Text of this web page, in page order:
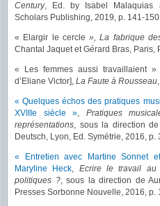
Century, Ed. by Isabel Malaquias
Scholars Publishing, 2019, p. 141-
« Elargir le cercle », La fabrique
Chantal Jaquet et Gérard Bras, Paris,
« Les femmes aussi travaillaient »
d’Eliane Victor], La Faute à Rousseau
« Quelques échos des pratiques
XVIIIe siècle », Pratiques
représentations, sous la direction
Deutsch, Lyon, Ed. Symétrie, 2016, p.
« Entretien avec Martine Sonnet
Maryline Heck, Ecrire le travail au
politiques ?, sous la direction de
Presses Sorbonne Nouvelle, 2016, p.